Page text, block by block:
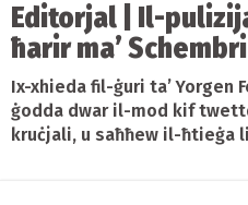
Editorjal | Il-
ħarir ma’ Schembri
Ix-xhieda fil-ġuri ta’
ġodda dwar il-mod kif
kruċjali, u saħħew il-